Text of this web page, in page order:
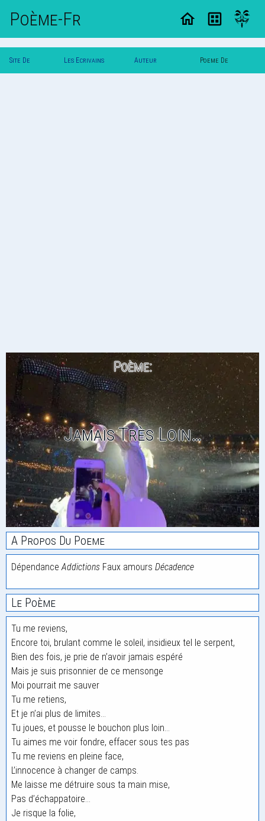
Poème-Fr
Site De Les Ecrivains Auteur Poeme De
Poème:
Jamais Très Loin…
A Propos Du Poeme
DépendanceAddictions Faux amours Décadence
Le Poème
Tu me reviens,
Encore toi, brulant comme le soleil, insidieux tel le serpent,
Bien des fois, je prie de n’avoir jamais espéré
Mais je suis prisonnier de ce mensonge
Moi pourrait me sauver
Tu me retiens,
Et je n’ai plus de limites…
Tu joues, et pousse le bouchon plus loin…
Tu aimes me voir fondre, effacer sous tes pas
Tu me reviens en pleine face,
L’innocence à changer de camps.
Me laisse me détruire sous ta main mise,
Pas d’échappatoire…
Je risque la folie,